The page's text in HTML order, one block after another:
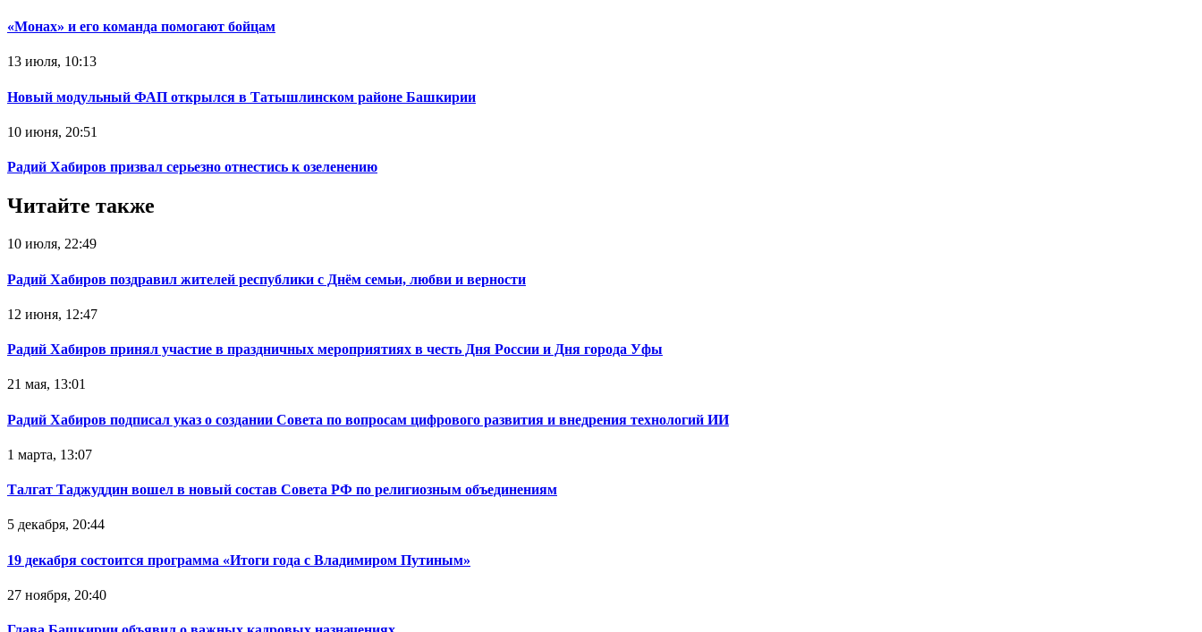
«Монах» и его команда помогают бойцам
13 июля, 10:13
Новый модульный ФАП открылся в Татышлинском районе Башкирии
10 июня, 20:51
Радий Хабиров призвал серьезно отнестись к озеленению
Читайте также
10 июля, 22:49
Радий Хабиров поздравил жителей республики с Днём семьи, любви и верности
12 июня, 12:47
Радий Хабиров принял участие в праздничных мероприятиях в честь Дня России и Дня города Уфы
21 мая, 13:01
Радий Хабиров подписал указ о создании Совета по вопросам цифрового развития и внедрения технологий ИИ
1 марта, 13:07
Талгат Таджуддин вошел в новый состав Совета РФ по религиозным объединениям
5 декабря, 20:44
19 декабря состоится программа «Итоги года с Владимиром Путиным»
27 ноября, 20:40